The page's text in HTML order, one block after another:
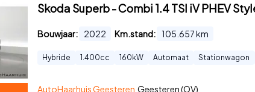
Skoda Superb - Combi 1.4 TSI iV PHEV
Bouwjaar: 2022 Km.stand: 105.657km
Hybride 1.400cc 160 kW Automaat Stationwagon
AutoHaarhuis Geesteren Geesteren (OV)